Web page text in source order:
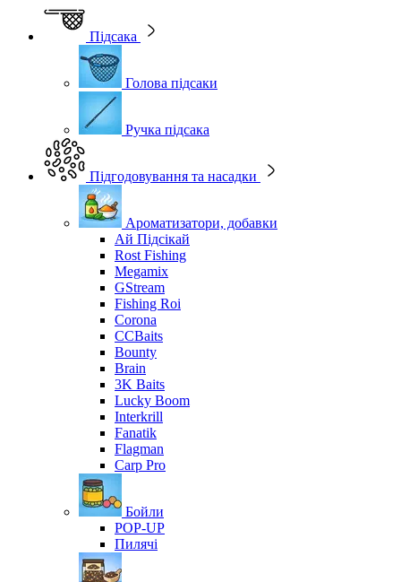
Підсака
Голова підсаки
Ручка підсака
Підгодовування та насадки
Ароматизатори, добавки
Ай Підсікай
Rost Fishing
Megamix
GStream
Fishing Roi
Corona
CCBaits
Bounty
Brain
3K Baits
Lucky Boom
Interkrill
Fanatik
Flagman
Carp Pro
Бойли
POP-UP
Пилячі